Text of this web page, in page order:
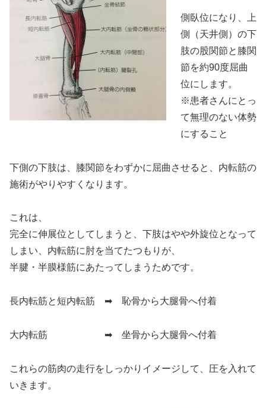
側臥位になり、上
側（天井側）の下
肢の股関節と膝関
節を約90度屈曲
位にします。
※患者さんにとっ
て無理のない体勢
にすること
下側の下肢は、膝関節をわずかに屈曲させると、内転筋の
施術がやりやすくなります。
これは、
完全に伸展位としてしまうと、下肢はやや外旋位となって
しまい、内転筋に肘を当てたつもりが、
半腱・半膜様筋にあたってしまうためです。
長内転筋と短内転筋 ➡ 恥骨から大腿骨へ付着
大内転筋 ➡ 坐骨から大腿骨へ付着
これらの筋肉の走行をしっかりイメージして、圧を入れて
いきます。